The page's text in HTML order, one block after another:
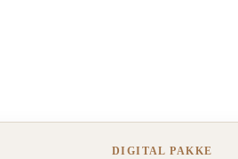
DIGITAL PAKKE